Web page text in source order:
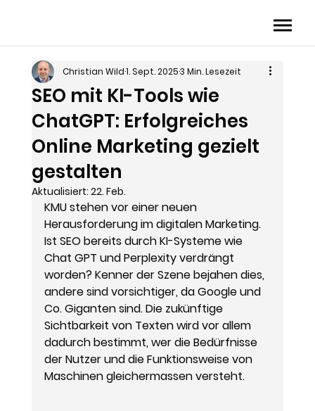
SEO mit KI-Tools wie
ChatGPT: Erfolgreiches
Online Marketing gezielt
gestalten
Christian Wild1. Sept. 20253 Min. Lesezeit
Aktualisiert: 22. Feb.
KMU stehen vor einer neuen
Herausforderung im digitalen Marketing.
Ist SEO bereits durch KI-Systeme wie
Chat GPT und Perplexity verdrängt
worden? Kenner der Szene bejahen dies,
andere sind vorsichtiger, da Google und
Co. Giganten sind. Die zukünftige
Sichtbarkeit von Texten wird vor allem
dadurch bestimmt, wer die Bedürfnisse
der Nutzer und die Funktionsweise von
Maschinen gleichermassen versteht.